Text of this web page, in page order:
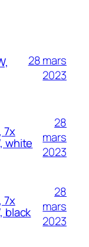
28 mars
2023
7x
white
28
mars
2023
7x
black
28
mars
2023